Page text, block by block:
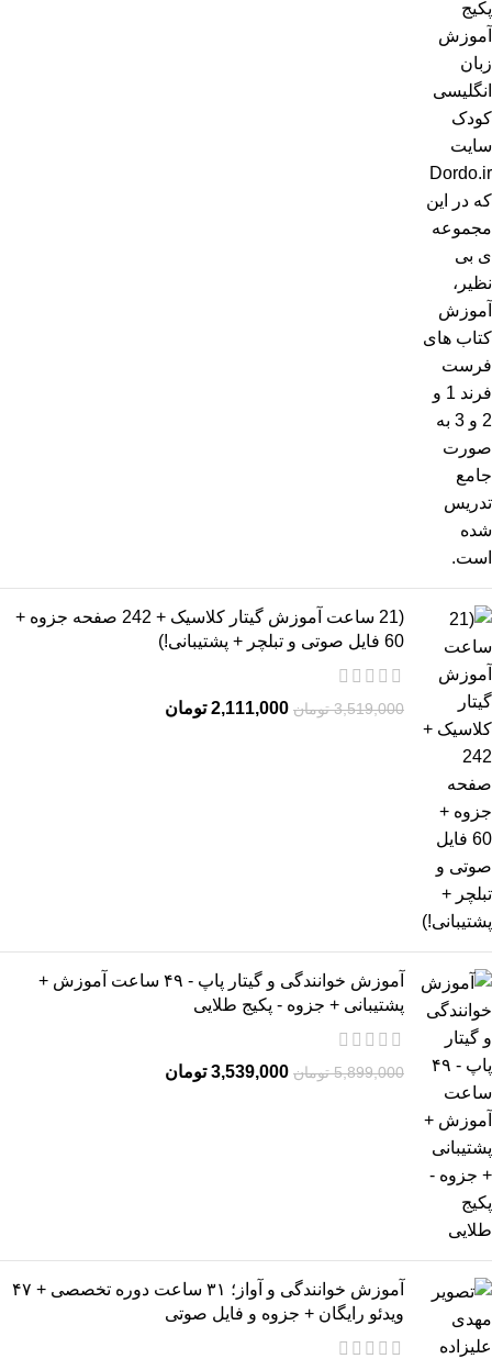
(21 ساعت آموزش گیتار کلاسیک + 242 صفحه جزوه +
60 فایل صوتی و تبلچر + پشتیبانی!)
3,519,000 تومان 2,111,000 تومان
آموزش خوانندگی و گیتار پاپ - ۴۹ ساعت آموزش +
پشتیبانی + جزوه - پکیج طلایی
5,899,000 تومان 3,539,000 تومان
آموزش خوانندگی و آواز؛ ۳۱ ساعت دوره تخصصی + ۴۷
ویدئو رایگان + جزوه و فایل صوتی